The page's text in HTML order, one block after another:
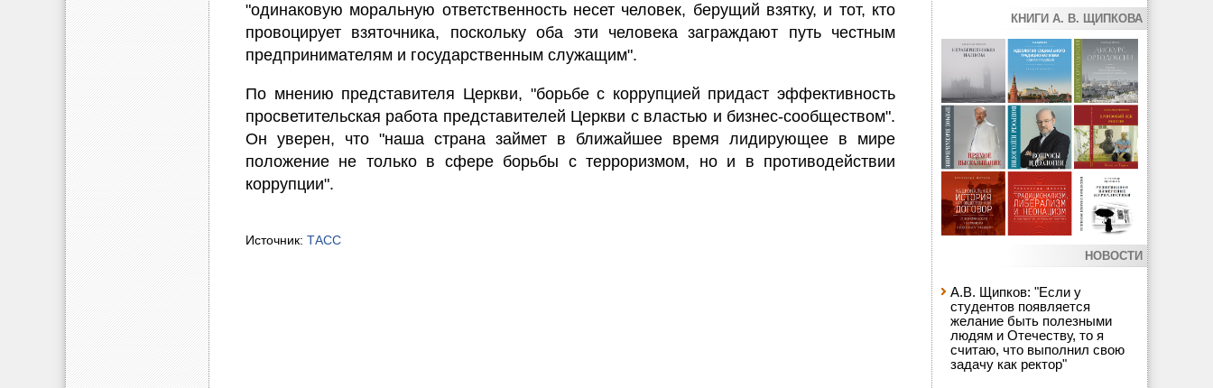
"одинаковую моральную ответственность несет человек, берущий взятку, и тот, кто
провоцирует взяточника, поскольку оба эти человека заграждают путь честным
предпринимателям и государственным служащим".
По мнению представителя Церкви, "борьбе с коррупцией придаст эффективность
просветительская работа представителей Церкви с властью и бизнес-сообществом".
Он уверен, что "наша страна займет в ближайшее время лидирующее в мире
положение не только в сфере борьбы с терроризмом, но и в противодействии
коррупции".
Источник: ТАСС
КНИГИ А. В. ЩИПКОВА
НОВОСТИ
А.В. Щипков: "Если у
студентов появляется
желание быть полезными
людям и Отечеству, то я
считаю, что выполнил свою
задачу как ректор"